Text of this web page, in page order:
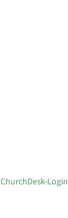
ChurchDesk-Login